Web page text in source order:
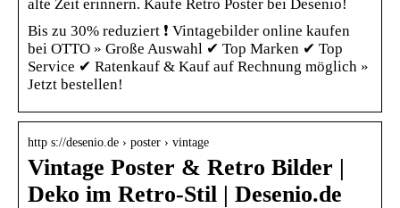
alte Zeit erinnern. Kaufe Retro Poster bei Desenio!
Bis zu 30% reduziert ❗ Vintagebilder online kaufen
bei OTTO » Große Auswahl ✔ Top Marken ✔ Top
Service ✔ Ratenkauf & Kauf auf Rechnung möglich »
Jetzt bestellen!
http s://desenio.de › poster › vintage
Vintage Poster & Retro Bilder |
Deko im Retro-Stil | Desenio.de